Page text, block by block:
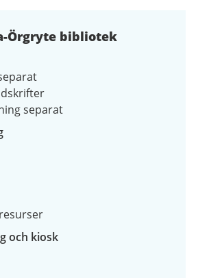
Örgryte bibliotek
separat
och kiosk